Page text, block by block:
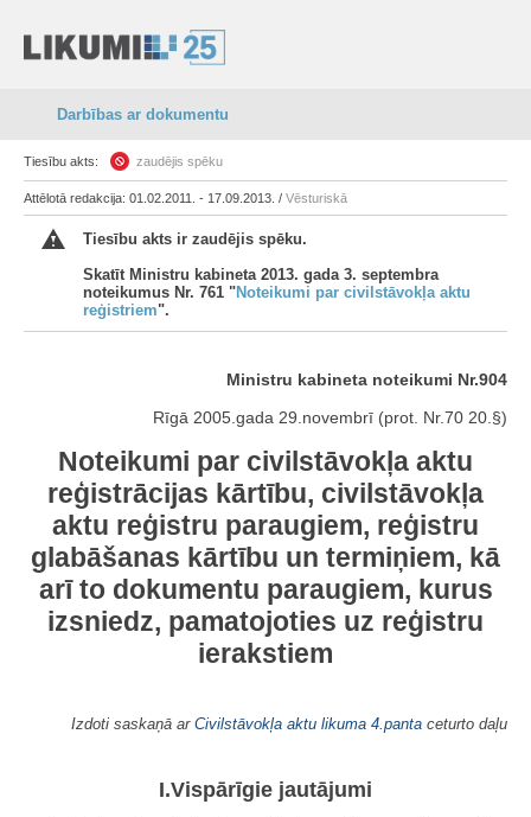
Darbības ar dokumentu
Tiesību akts: zaudējis spēku
Attēlotā redakcija: 01.02.2011. - 17.09.2013. / Vēsturiskā
Tiesību akts ir zaudējis spēku.
Skatīt Ministru kabineta 2013. gada 3. septembra
noteikumus Nr. 761 "Noteikumi par civilstāvokļa aktu
reģistriem".
Ministru kabineta noteikumi Nr.904
Rīgā 2005.gada 29.novembrī (prot. Nr.70 20.§)
Noteikumi par civilstāvokļa aktu
reģistrācijas kārtību, civilstāvokļa
aktu reģistru paraugiem, reģistru
glabāšanas kārtību un termiņiem, kā
arī to dokumentu paraugiem, kurus
izsniedz, pamatojoties uz reģistru
ierakstiem
Izdoti saskaņā ar Civilstāvokļa aktu likuma 4.panta ceturto daļu
I.Vispārīgie jautājumi